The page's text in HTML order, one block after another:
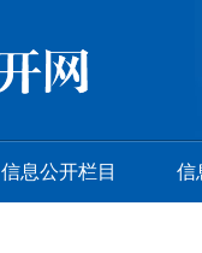
信息公开栏目 信